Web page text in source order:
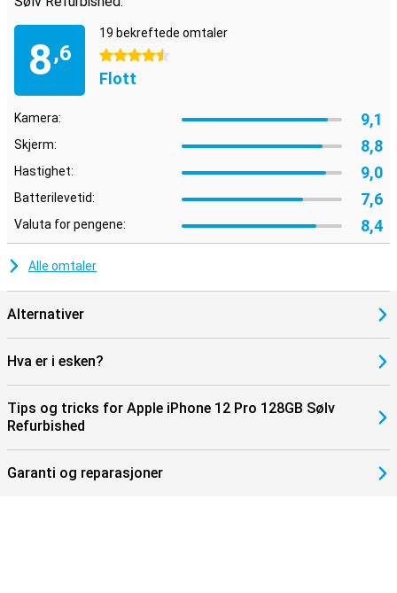
8,6
19 bekreftede omtaler
4.5 stjerner
Flott
Kamera: 9,1
Skjerm: 8,8
Hastighet: 9,0
Batterilevetid: 7,6
Valuta for pengene: 8,4
Alle omtaler
Alternativer
Hva er i esken?
Tips og tricks for Apple iPhone 12 Pro 128GB Sølv
Refurbished
Garanti og reparasjoner